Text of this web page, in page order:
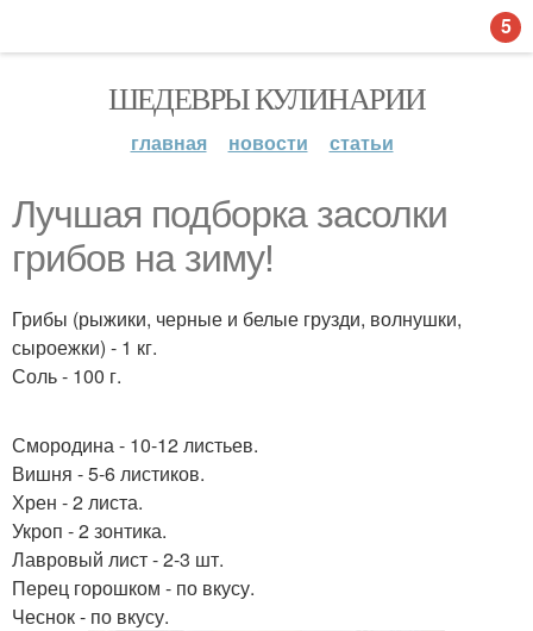
ШЕДЕВРЫ КУЛИНАРИИ
главная новости статьи
Лучшая подборкa засолки
грибов на зиму!
Грибы (рыжики, черные и белые грузди, волнушки,
сыроежки) - 1 кг.
Соль - 100 г.
Смородина - 10-12 листьев.
Вишня - 5-6 листиков.
Хрен - 2 листа.
Укроп - 2 зонтика.
Лавровый лист - 2-3 шт.
Перец горошком - по вкусу.
Чеснок - по вкусу.
5